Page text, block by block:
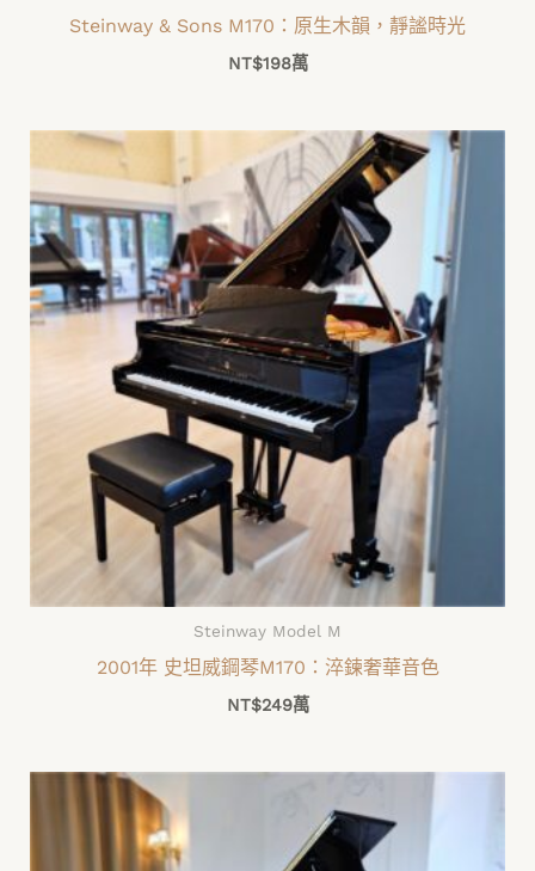
Steinway & Sons M170：原生木韻，靜謐時光
NT$198萬
Steinway Model M
2001年 史坦威鋼琴M170：淬鍊奢華音色
NT$249萬